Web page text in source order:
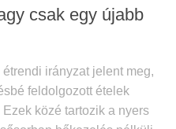
csak egy újabb
irányzat jelent meg,
feldolgozott ételek
közé tartozik a nyers